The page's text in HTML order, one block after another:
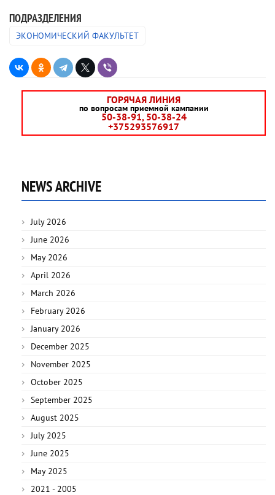
ПОДРАЗДЕЛЕНИЯ
ЭКОНОМИЧЕСКИЙ ФАКУЛЬТЕТ
ГОРЯЧАЯ ЛИНИЯ
по вопросам приемной кампании
50-38-91, 50-38-24
+375293576917
NEWS ARCHIVE
July 2026
June 2026
May 2026
April 2026
March 2026
February 2026
January 2026
December 2025
November 2025
October 2025
September 2025
August 2025
July 2025
June 2025
May 2025
2021 - 2005